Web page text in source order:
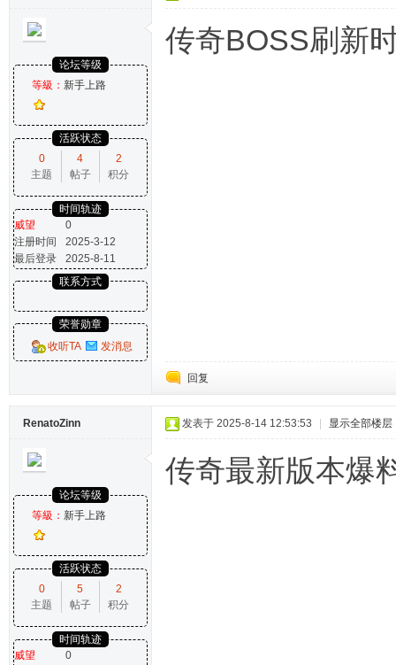
论坛等级
等級： 新手上路
活跃状态
0
主题
4
帖子
2
积分
时间轨迹
威望
0
注册时间
2025-3-12
最后登录
2025-8-11
联系方式
荣誉勋章
收听TA
发消息
传奇BOSS刷新
回复
RenatoZinn
论坛等级
等級： 新手上路
活跃状态
0
主题
5
帖子
2
积分
时间轨迹
威望
0
发表于 2025-8-14 12:53:53 显示全部楼层
传奇最新版本爆